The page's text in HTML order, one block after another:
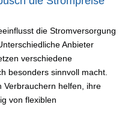
die Stromversorgung
Anbieter
verschiedene
besonders sinnvoll macht.
Verbrauchern helfen, ihre
von flexiblen